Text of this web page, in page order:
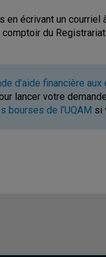
écrivant un courriel
du
d’aide financière aux
lancer votre
bourses de l’UQAM si